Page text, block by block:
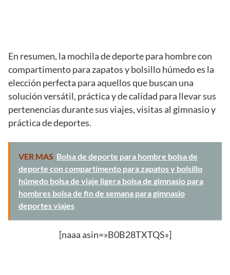
En resumen, la mochila de deporte para hombre con
compartimento para zapatos y bolsillo húmedo es la
elección perfecta para aquellos que buscan una
solución versátil, práctica y de calidad para llevar sus
pertenencias durante sus viajes, visitas al gimnasio y
práctica de deportes.
VER MAS Bolsa de deporte para hombre bolsa de
deporte con compartimento para zapatos y bolsillo
húmedo bolsa de viaje ligera bolsa de gimnasio para
hombres bolsa de fin de semana para gimnasio
deportes viajes
[naaa asin=»B0B28TXTQS»]